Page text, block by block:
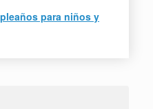
para niños y